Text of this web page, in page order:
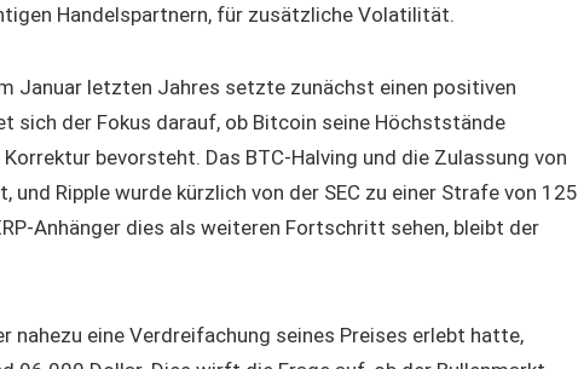
Handelspartnern, für zusätzliche Volatilität.
Januar letzten Jahres setzte zunächst einen positiven
sich der Fokus darauf, ob Bitcoin seine Höchststände
bevorsteht. Das BTC-Halving und die Zulassung von
und Ripple wurde kürzlich von der SEC zu einer Strafe von 125
Anhänger dies als weiteren Fortschritt sehen, bleibt der
nahezu eine Verdreifachung seines Preises erlebt hatte,